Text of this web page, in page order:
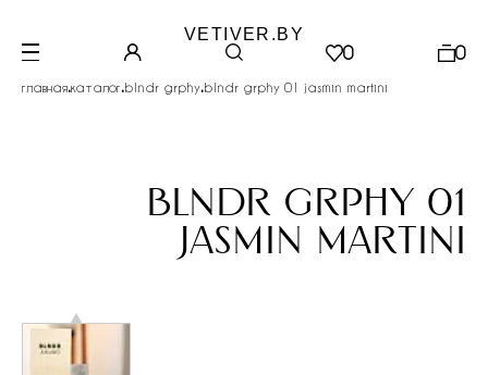
VETIVER.BY
0 0
главная.каталог.blndr grphy.blndr grphy 01 jasmin martini
blndr grphy 01
jasmin martini